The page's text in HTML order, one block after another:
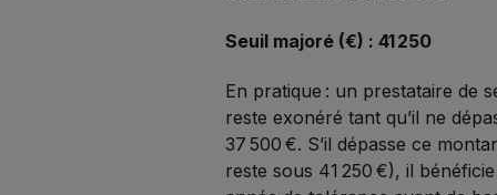
Seuil majoré (€) : 41 250
En pratique : un prestataire de
reste exonéré tant qu’il ne
37 500 €. S’il dépasse ce
reste sous 41 250 €), il bénéficie